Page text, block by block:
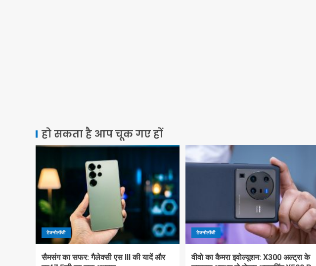
हो सकता है आप चूक गए हों
टेक्नोलॉजी
सैमसंग का सफर: गैलेक्सी एस III की यादें और
टेक्नोलॉजी
वीवो का कैमरा इवोल्यूशन: X300 अल्ट्रा के